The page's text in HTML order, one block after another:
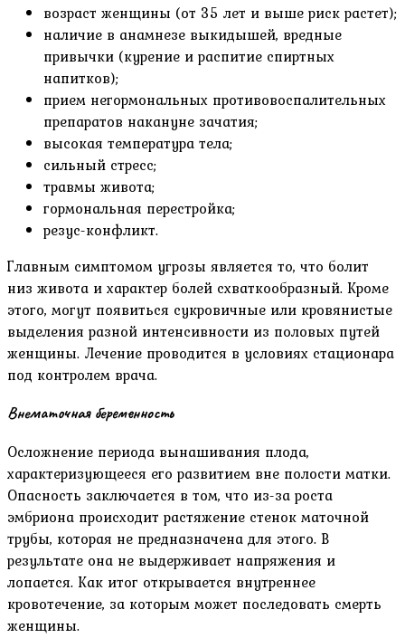
возраст женщины (от 35 лет и выше риск растет);
наличие в анамнезе выкидышей, вредные
привычки (курение и распитие спиртных
напитков);
прием негормональных противовоспалительных
препаратов накануне зачатия;
высокая температура тела;
сильный стресс;
травмы живота;
гормональная перестройка;
резус-конфликт.
Главным симптомом угрозы является то, что болит
низ живота и характер болей схваткообразный. Кроме
этого, могут появиться сукровичные или кровянистые
выделения разной интенсивности из половых путей
женщины. Лечение проводится в условиях стационара
под контролем врача.
Внематочная беременность
Осложнение периода вынашивания плода,
характеризующееся его развитием вне полости матки.
Опасность заключается в том, что из-за роста
эмбриона происходит растяжение стенок маточной
трубы, которая не предназначена для этого. В
результате она не выдерживает напряжения и
лопается. Как итог открывается внутреннее
кровотечение, за которым может последовать смерть
женщины.